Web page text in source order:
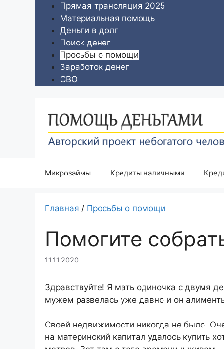
содержимому
Прямая трансляция 2025
Материальная помощь
Деньги в долг
Поиск денег
Просьбы о помощи
Заработок денег
СВО
Микрозаймы Кредиты наличными
Главная / Просьбы о помощи
Помогите
11.11.2020
Здравствуйте! Я мать одиночка с двумя
мужем развелась уже давно и он
Своей недвижимости никогда не было.
на материнский капитал удалось купить